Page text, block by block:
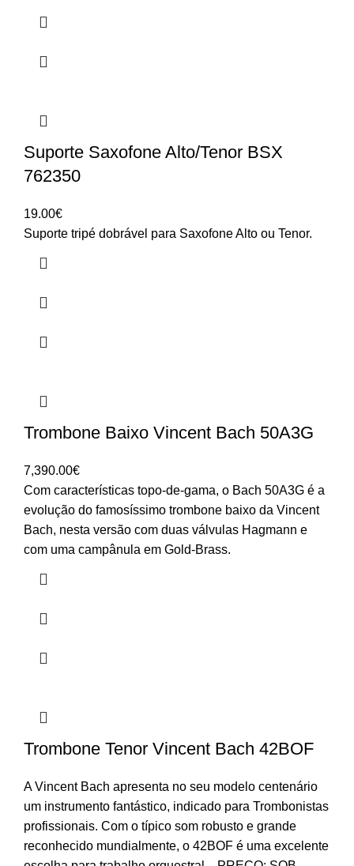
Suporte Saxofone Alto/Tenor BSX
762350
19.00€
Suporte tripé dobrável para Saxofone Alto ou Tenor.
Trombone Baixo Vincent Bach 50A3G
7,390.00€
Com características topo-de-gama, o Bach 50A3G é a
evolução do famosíssimo trombone baixo da Vincent
Bach, nesta versão com duas válvulas Hagmann e
com uma campânula em Gold-Brass.
Trombone Tenor Vincent Bach 42BOF
A Vincent Bach apresenta no seu modelo centenário
um instrumento fantástico, indicado para Trombonistas
profissionais. Com o típico som robusto e grande
reconhecido mundialmente, o 42BOF é uma excelente